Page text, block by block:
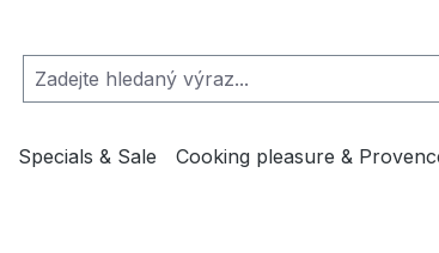
Specials & Sale Cooking pleasure &